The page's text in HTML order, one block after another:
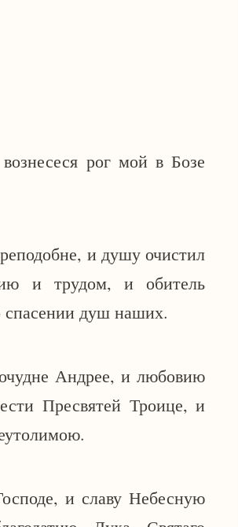
рог мой в Бозе
и душу очистил
и трудом, и обитель
душ наших.
Андрее, и любовию
Пресвятей Троице, и
и славу Небесную